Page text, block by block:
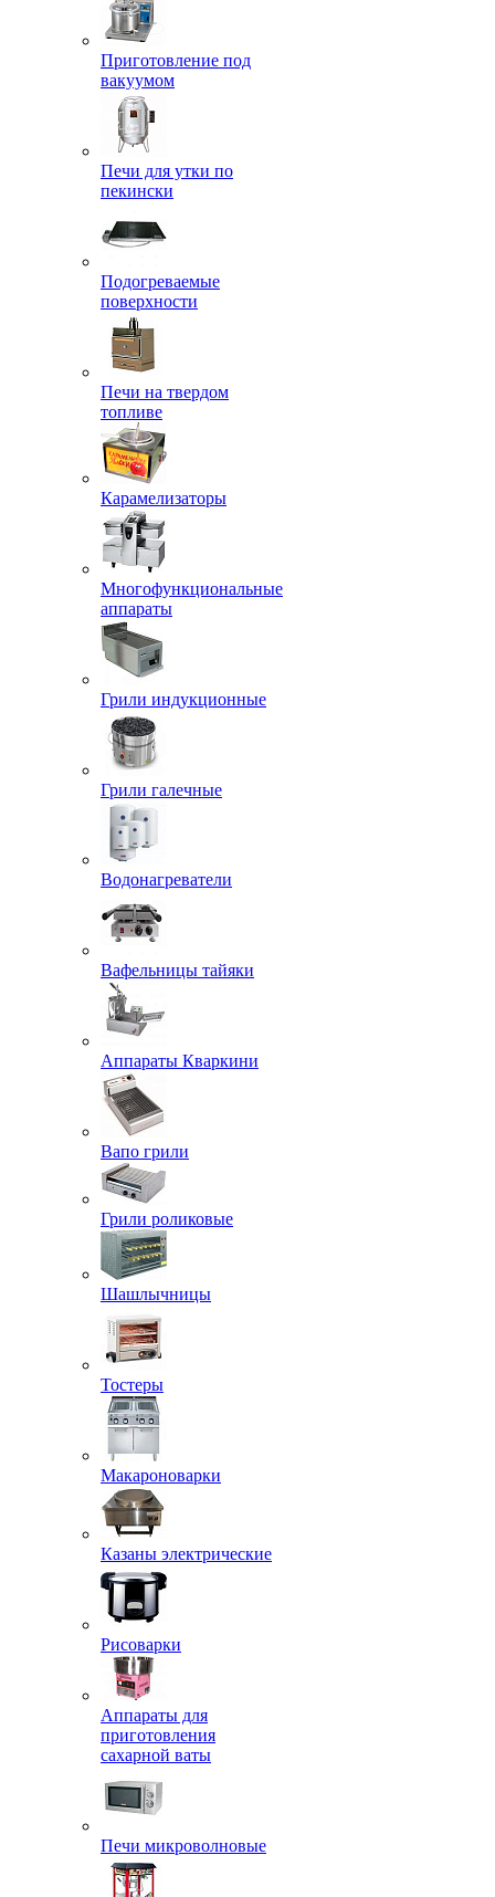
Приготовление под
вакуумом
Печи для утки по
пекински
Подогреваемые
поверхности
Печи на твердом
топливе
Карамелизаторы
Многофункциональные
аппараты
Грили индукционные
Грили галечные
Водонагреватели
Вафельницы тайяки
Аппараты Кваркини
Вапо грили
Грили роликовые
Шашлычницы
Тостеры
Макароноварки
Казаны электрические
Рисоварки
Аппараты для
приготовления
сахарной ваты
Печи микроволновые